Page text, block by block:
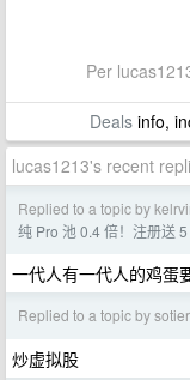
Per
Dealsinfo,
lucas1213's recent
Replied to a topic by
纯 Pro 池 0.4 倍！注册送 5
一代人有一代人的鸡蛋
Replied to a topic by
炒虚拟股